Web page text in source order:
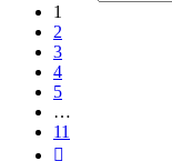
1
2
3
4
5
…
11